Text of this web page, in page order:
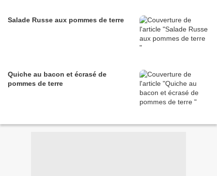
Salade Russe aux pommes de terre
Quiche au bacon et écrasé de
pommes de terre